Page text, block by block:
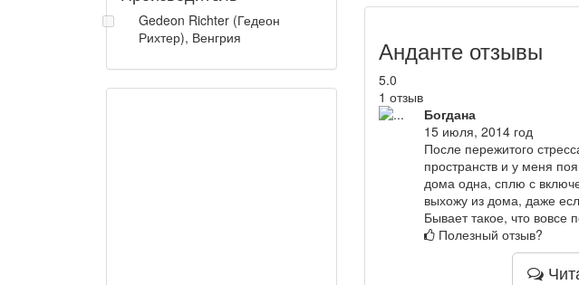
Gedeon Richter (Гедеон
Рихтер), Венгрия
Анданте отзывы
5.0
1 отзыв
Богдана
15 июля, 2014 год
После пережитого
пространств и у меня
дома одна, сплю с
выхожу из дома, даже
Бывает такое, что вовсе
Полезный отзыв?